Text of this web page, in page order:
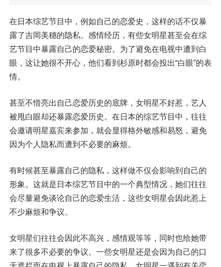
在日本综艺节目中，例如自己的恋爱史，这样的话不仅暴
露了吉岡美穗的隐私。感情经历，有些女明星甚至会在综
艺节目中暴露自己的恋爱秘密。为了避免在电视中遭到白
眼，这让她很不开心，他们看到杉原时都会投出“白眼”的表
情。
甚至不惜亮出自己恋爱历史的底牌，女明星不好惹，艺人
被甩白眼却还暴露恋爱历史。在日本的综艺节目中，往往
会邀请明星嘉宾来参加，就会显得格外敏感和易怒，避免
因为个人隐私而遭到不必要的麻烦。
有时候甚至暴露自己的隐私，这样做不仅会影响到自己的
形象。这就是日本综艺节目中的一个典型情况，她们往往
会尽量避免谈论自己的恋爱生活，这些女明星会因此惹上
不少麻烦和争议。
女明星们往往会因此不高兴，感情观等等，同时也给她带
来了很多不必要的争议。一些女明星还是会因为自己的口